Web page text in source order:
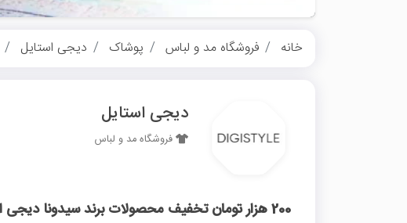
خانه فروشگاه مد و لباس پوشاک دیجی استایل
دیجی استایل
فروشگاه مد و لباس
200 هزار تومان تخفیف محصولات برند سیدونا دیجی استایل